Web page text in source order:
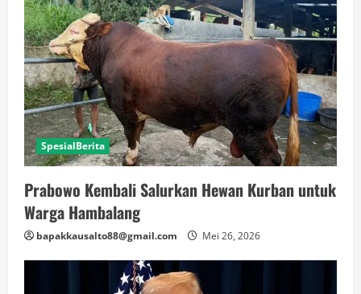
SpesialBerita
Prabowo Kembali Salurkan Hewan Kurban untuk
Warga Hambalang
bapakkausalto88@gmail.com Mei 26, 2026